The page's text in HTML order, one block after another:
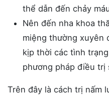
thể dẫn đến chảy
Nên đến nha khoa
miệng thường xuyên
kịp thời các tình
phương pháp điều trị
Trên đây là cách trị nấm